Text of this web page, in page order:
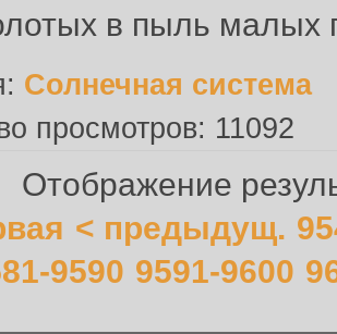
в пыль малых
Солнечная система
просмотров: 11092
Отображение
< предыдущ.
9590 9591-9600